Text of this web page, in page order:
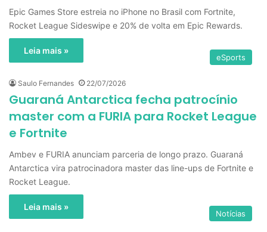
Epic Games Store estreia no iPhone no Brasil com Fortnite,
Rocket League Sideswipe e 20% de volta em Epic Rewards.
Leia mais »
eSports
Saulo Fernandes 22/07/2026
Guaraná Antarctica fecha patrocínio
master com a FURIA para Rocket League
e Fortnite
Ambev e FURIA anunciam parceria de longo prazo. Guaraná
Antarctica vira patrocinadora master das line-ups de Fortnite e
Rocket League.
Leia mais »
Notícias